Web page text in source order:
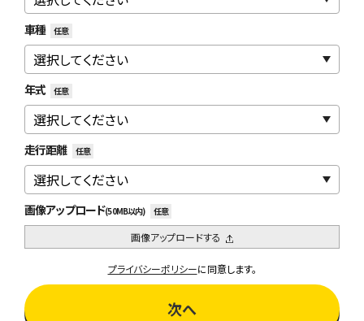
車種 任意
年式 任意
走行距離 任意
画像アップロード(50MB以内) 任意
画像アップロードする
プライバシーポリシーに同意します。
次へ